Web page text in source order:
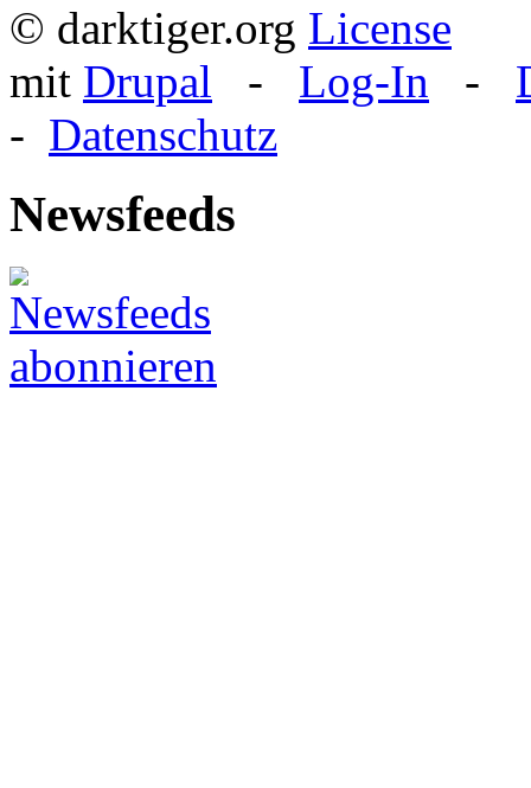
© darktiger.org
mit Drupal - Log-In -
- Datenschutz
Newsfeeds